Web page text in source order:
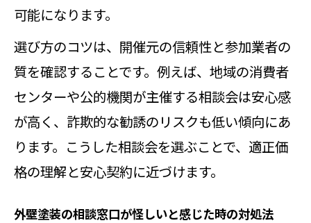
可能になります。
選び方のコツは、開催元の信頼性と参加業者の
質を確認することです。例えば、地域の消費者
センターや公的機関が主催する相談会は安心感
が高く、詐欺的な勧誘のリスクも低い傾向にあ
ります。こうした相談会を選ぶことで、適正価
格の理解と安心契約に近づけます。
外壁塗装の相談窓口が怪しいと感じた時の対処法